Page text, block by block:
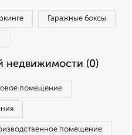
Гаражные боксы
недвижимости (0)
помещение
помещение